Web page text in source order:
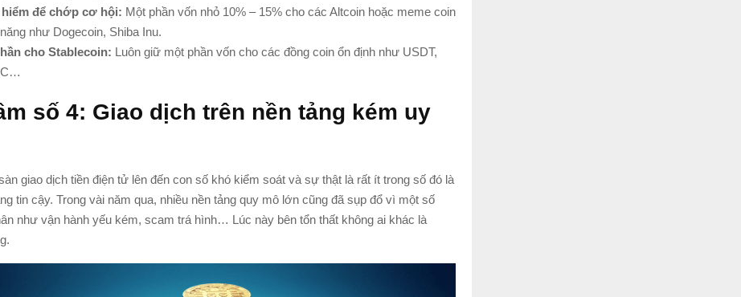
hiểm để chớp cơ hội: Một phần vốn nhỏ 10% – 15% cho các Altcoin hoặc meme coin
như Dogecoin, Shiba Inu.
cho Stablecoin: Luôn giữ một phần vốn cho các đồng coin ổn định như USDT,
số 4: Giao dịch trên nền tảng kém uy
giao dịch tiền điện tử lên đến con số khó kiểm soát và sự thật là rất ít trong số đó là
tin cậy. Trong vài năm qua, nhiều nền tảng quy mô lớn cũng đã sụp đổ vì một số
như vận hành yếu kém, scam trá hình… Lúc này bên tổn thất không ai khác là